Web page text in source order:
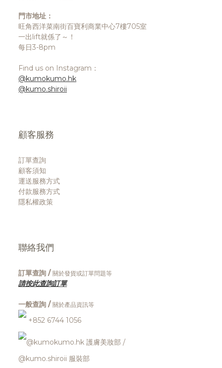
門市地址：
旺角西洋菜南街百寶利商業中心7樓705室
一出lift就係了～！
每日3-8pm
Find us on Instagram：
@kumokumo.hk
@kumo.shiroii
顧客服務
訂單查詢
顧客須知
運送服務方式
付款服務方式
隱私權政策
聯絡我們
訂單查詢 / 關於發貨或訂單問題等
請按此查詢訂單
一般查詢 / 關於產品資訊等
+852 6744 1056
@kumokumo.hk 護膚美妝部 /
@kumo.shiroii 服裝部